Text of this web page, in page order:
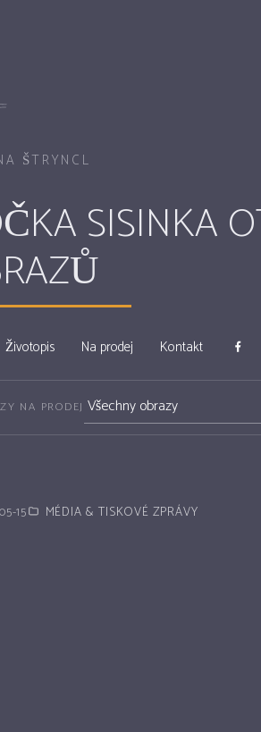
ŠTRYNCL
SISINKA
Životopis Na prodej Kontakt
15 MÉDIA & TISKOVÉ ZPRÁVY
NA PRODEJ